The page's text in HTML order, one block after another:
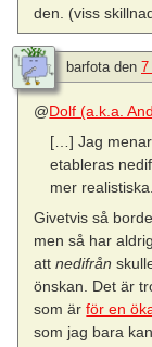
den. (viss
barfotaden 7
@Dolf (a.k.a.
[…] Jag
etableras
mer
Givetvis så
men så har
attnedifrån
önskan. Det är
som ärför en
som jag bara